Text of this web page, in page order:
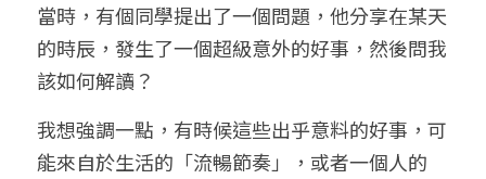
五行計算初階班
五行計算高階班
團隊訓練營
輕鬆學會科學八字推理
FB粉絲頁
繁體中文
0938617837
support@p8zicourse.com
當時，有個同學提出了一個問題，他分享在某天
的時辰，發生了一個超級意外的好事，然後問我
該如何解讀？
我想強調一點，有時候這些出乎意料的好事，可
能來自於生活的「流暢節奏」，或者一個人的